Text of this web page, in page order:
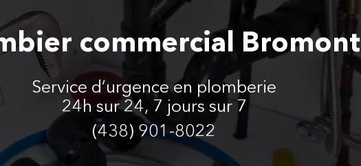
commercial Bromont
Service d’urgence en plomberie
24h sur 24, 7 jours sur 7
(438) 901-8022